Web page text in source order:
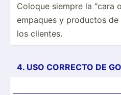
Coloque siempre la "cara
empaques y productos
los clientes.
4. USO CORRECTO DE